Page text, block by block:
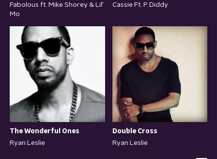
Fabolous ft. Mike Shorey & Lil'
Mo
Cassie Ft. P. Diddy
The Wonderful Ones
Ryan Leslie
Double Cross
Ryan Leslie